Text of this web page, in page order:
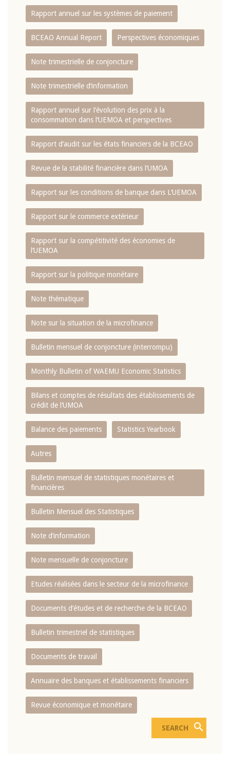
Rapport annuel sur les systèmes de paiement
BCEAO Annual Report Perspectives économiques
Note trimestrielle de conjoncture
Note trimestrielle d‘information
Rapport annuel sur l‘évolution des prix à la
consommation dans l‘UEMOA et perspectives
Rapport d‘audit sur les états financiers de la BCEAO
Revue de la stabilité financière dans l‘UMOA
Rapport sur les conditions de banque dans L‘UEMOA
Rapport sur le commerce extérieur
Rapport sur la compétitivité des économies de
l‘UEMOA
Rapport sur la politique monétaire
Note thématique
Note sur la situation de la microfinance
Bulletin mensuel de conjoncture (interrompu)
Monthly Bulletin of WAEMU Economic Statistics
Bilans et comptes de résultats des établissements de
crédit de l‘UMOA
Balance des paiements Statistics Yearbook
Autres
Bulletin mensuel de statistiques monétaires et
financières
Bulletin Mensuel des Statistiques
Note d’information
Note mensuelle de conjoncture
Etudes réalisées dans le secteur de la microfinance
Documents d’études et de recherche de la BCEAO
Bulletin trimestriel de statistiques
Documents de travail
Annuaire des banques et établissements financiers
Revue économique et monétaire